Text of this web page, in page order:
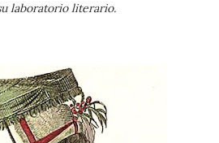
laboratorio literario.